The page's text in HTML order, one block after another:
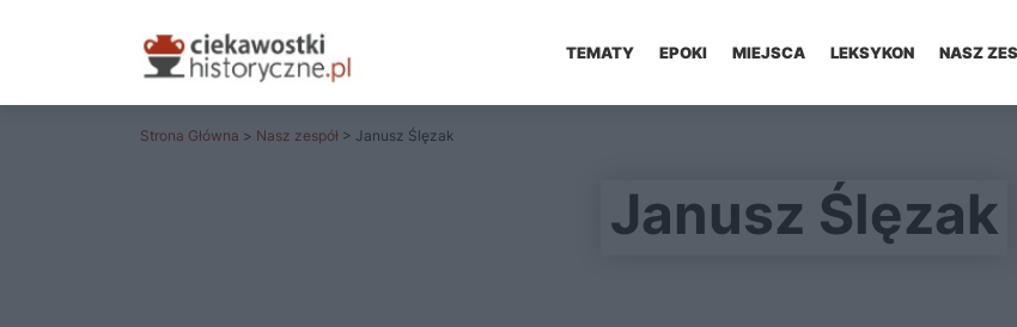
TEMATY EPOKI MIEJSCA LEKSYKON NASZ
Strona Główna > Nasz zespół > Janusz Ślęzak
Janusz Ślęzak